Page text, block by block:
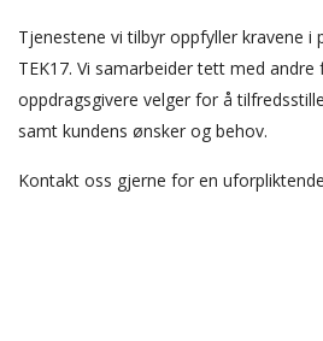
Tjenestene vi tilbyr oppfyller kravene i
TEK17. Vi samarbeider tett med
oppdragsgivere velger for å
samt kundens ønsker og behov.
Kontakt oss gjerne for en